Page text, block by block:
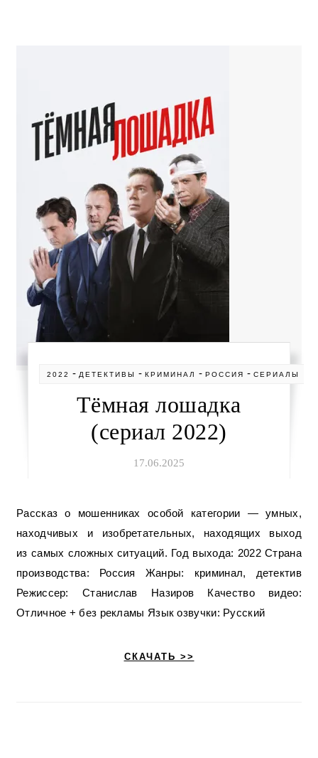
2022 - ДЕТЕКТИВЫ -КРИМИНАЛ -РОССИЯ -СЕРИАЛЫ
Тёмная лошадка
(сериал 2022)
17.06.2025
Рассказ о мошенниках особой категории — умных,
находчивых и изобретательных, находящих выход
из самых сложных ситуаций. Год выхода: 2022 Страна
производства: Россия Жанры: криминал, детектив
Режиссер: Станислав Назиров Качество видео:
Отличное + без рекламы Язык озвучки: Русский
СКАЧАТЬ >>